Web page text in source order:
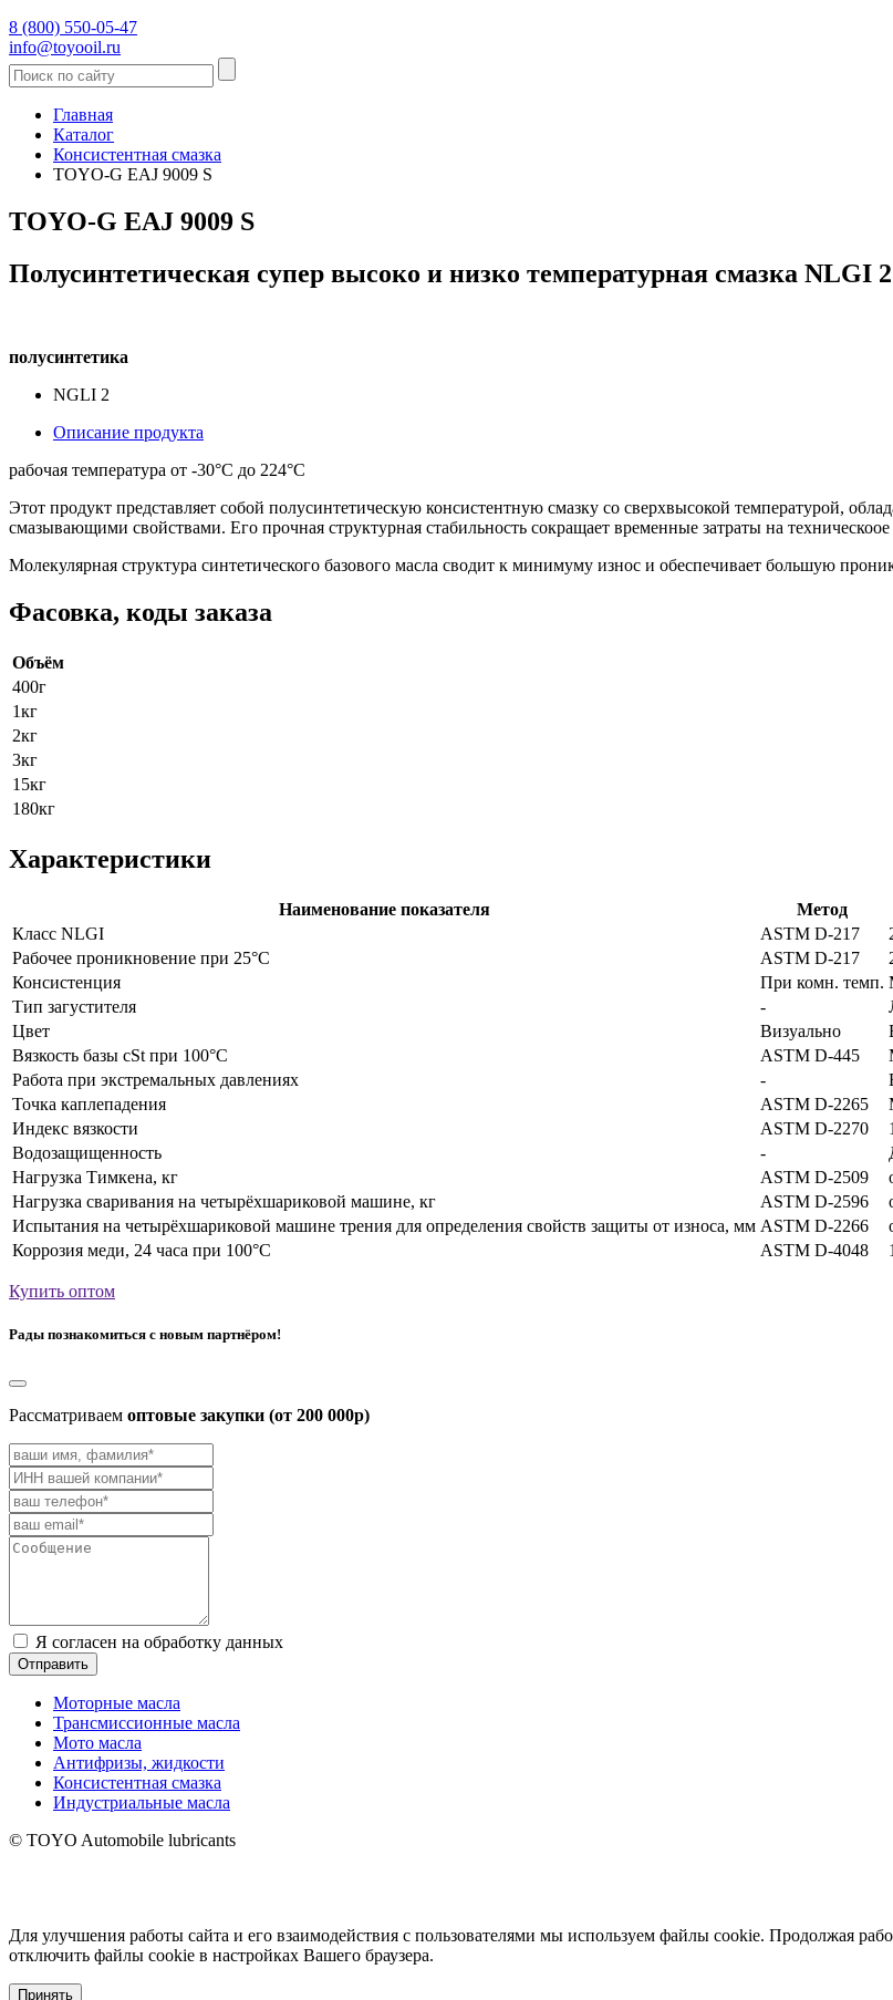
8 (800) 550-05-47
info@toyooil.ru
Главная
Каталог
Консистентная смазка
TOYO-G EAJ 9009 S
TOYO-G EAJ 9009 S
Полусинтетическая супер высоко и низко температурная смазка NLGI 2
полусинтетика
NGLI 2
Описание продукта
рабочая температура от -30°C до 224°C
Этот продукт представляет собой полусинтетическую консистентную смазку со сверхвысокой температурой,
смазывающими свойствами. Его прочная структурная стабильность сокращает временные затраты на
Молекулярная структура синтетического базового масла сводит к минимуму износ и обеспечивает большую
Фасовка, коды заказа
Объём
400г
1кг
2кг
3кг
15кг
180кг
Характеристики
Наименование показателя Метод
Класс NLGI
ASTM D-217
Рабочее проникновение при 25°C
ASTM D-217
Консистенция
При комн. темп.
Тип загустителя
-
Цвет
Визуально
Вязкость базы cSt при 100°C
ASTM D-445
Работа при экстремальных давлениях
-
Точка каплепадения
ASTM D-2265
Индекс вязкости
ASTM D-2270
Водозащищенность
-
Нагрузка Тимкена, кг
ASTM D-2509
Нагрузка сваривания на четырёхшариковой машине, кг
ASTM D-2596
Испытания на четырёхшариковой машине трения для определения свойств защиты от износа, мм ASTM D-2266
Коррозия меди, 24 часа при 100°C
ASTM D-4048
Купить оптом
Рады познакомиться с новым партнёром!
Рассматриваем оптовые закупки (от 200 000р)
Я согласен на обработку данных
Отправить
Моторные масла
Трансмиссионные масла
Мото масла
Антифризы, жидкости
Консистентная смазка
Индустриальные масла
© TOYO Automobile lubricants
Для улучшения работы сайта и его взаимодействия с пользователями мы используем файлы cookie. Продолжая
отключить файлы cookie в настройках Вашего браузера.
Принять